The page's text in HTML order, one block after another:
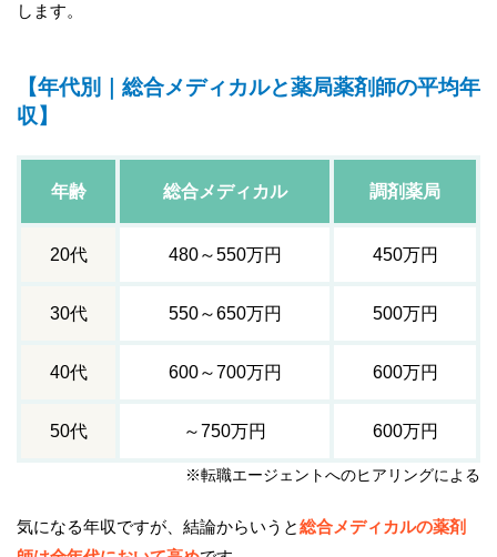
します。
【年代別｜総合メディカルと薬局薬剤師の平均年
収】
年齢 総合メディカル 調剤薬局
20代 480～550万円 450万円
30代 550～650万円 500万円
40代 600～700万円 600万円
50代 ～750万円 600万円
※転職エージェントへのヒアリングによる
気になる年収ですが、結論からいうと総合メディカルの薬剤